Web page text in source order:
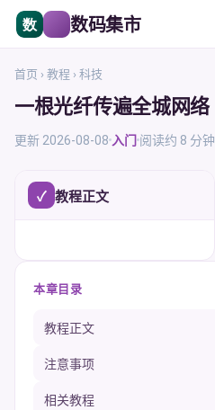
数码集市
本章目录
教程正文
注意事项
相关教程
首页 › 教程 › 科技
一根光纤传遍全城网络
更新 2026-08-08 入门 阅读约 8 分钟
✓ 教程正文